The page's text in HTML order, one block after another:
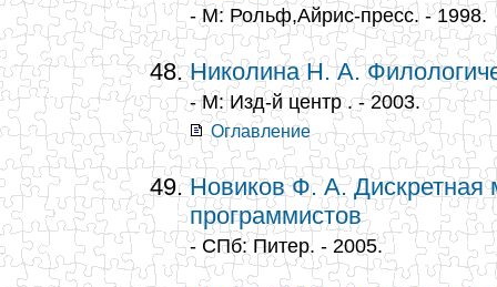
- М: Рольф,Айрис-пресс. - 1998.
Николина Н. А.
- М: Изд-й центр . - 2003.
Оглавление
Новиков Ф. А. Дискретная
программистов
- СПб: Питер. - 2005.